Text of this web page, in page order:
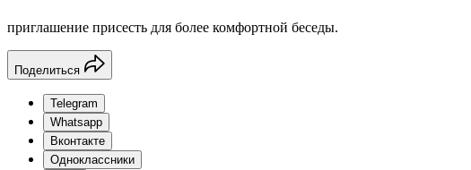
приглашение присесть для более комфортной беседы.
Поделиться
Telegram
Whatsapp
Вконтакте
Одноклассники